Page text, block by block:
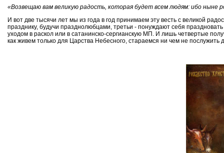
«Возвещаю вам великую радость, которая будет всем людям: ибо ныне
И вот две тысячи лет мы из года в год принимаем эту весть с великой
празднику, будучи празднолюбцами, третьи - понуждают себя
уходом в раскол или в сатанинско-сергианскую МП. И лишь четвертые
как живем только для Царства Небесного, стараемся ни чем не послужить